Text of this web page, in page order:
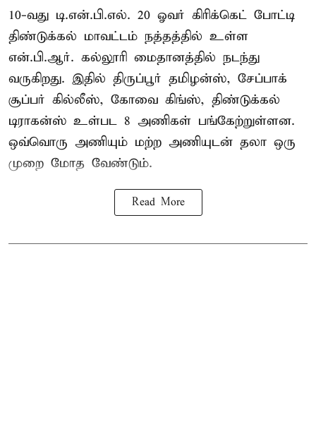
10-வது டி.என்.பி.எல். 20 ஓவர் கிரிக்கெட் போட்டி
திண்டுக்கல் மாவட்டம் நத்தத்தில் உள்ள
என்.பி.ஆர். கல்லூரி மைதானத்தில் நடந்து
வருகிறது. இதில் திருப்பூர் தமிழன்ஸ், சேப்பாக்
சூப்பர் கில்லீஸ், கோவை கிங்ஸ், திண்டுக்கல்
டிராகன்ஸ் உள்பட 8 அணிகள் பங்கேற்றுள்ளன.
ஒவ்வொரு அணியும் மற்ற அணியுடன் தலா ஒரு
முறை மோத வேண்டும்.
Read More